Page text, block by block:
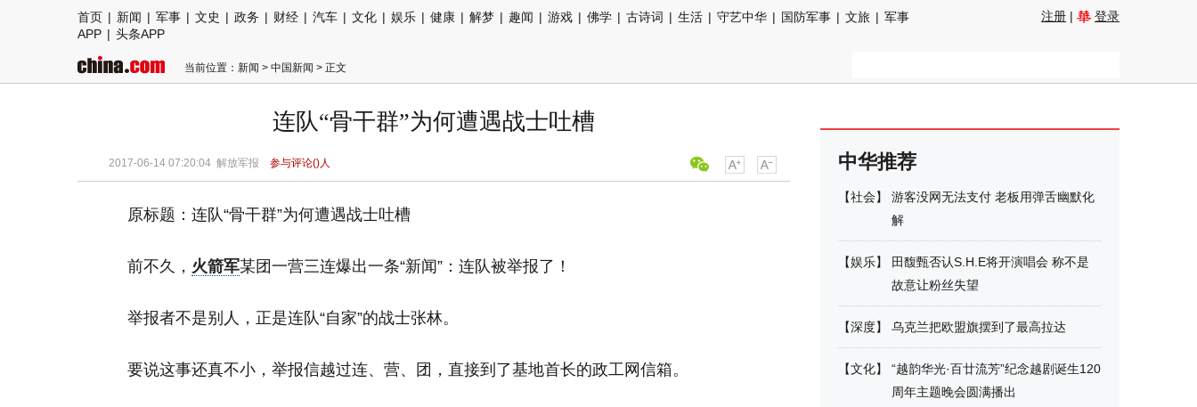
首页 | 新闻 | 军事 | 文史 | 政务 | 财经 | 汽车 | 文化 | 娱乐 | 健康 | 解梦 | 趣闻 | 游戏 | 佛学 | 古诗词 | 生活 | 守艺中华 | 国防军事 | 文旅 | 军事
APP | 头条APP
注册 | 登录
当前位置： 新闻 > 中国新闻 > 正文
连队“骨干群”为何遭遇战士吐槽
2017-06-14 07:20:04 解放军报 参与评论()人
原标题：连队“骨干群”为何遭遇战士吐槽
前不久， 火箭军某团一营三连爆出一条“新闻”：连队被举报了！
举报者不是别人，正是连队“自家”的战士张林。
要说这事还真不小，举报信越过连、营、团，直接到了基地首长的政工网信箱。
中华推荐
【社会】
游客没网无法支付 老板用弹舌幽默化
解
【娱乐】
田馥甄否认S.H.E将开演唱会 称不是
故意让粉丝失望
【深度】 乌克兰把欧盟旗摆到了最高拉达
【文化】
“越韵华光·百廿流芳”纪念越剧诞生120
周年主题晚会圆满播出